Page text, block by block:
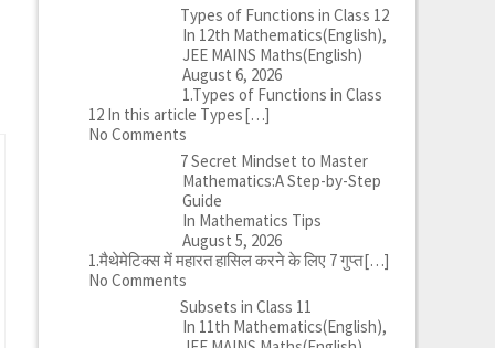
Types of Functions in Class 12
In 12th Mathematics(English),
JEE MAINS Maths(English)
August 6, 2026
1.Types of Functions in Class
12 In this article Types[…]
No Comments
7 Secret Mindset to Master
Mathematics:A Step-by-Step
Guide
In Mathematics Tips
August 5, 2026
1.मैथेमेटिक्स में महारत हासिल करने के लिए 7 गुप्त[…]
No Comments
Subsets in Class 11
In 11th Mathematics(English),